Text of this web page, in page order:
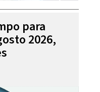
para
2026,